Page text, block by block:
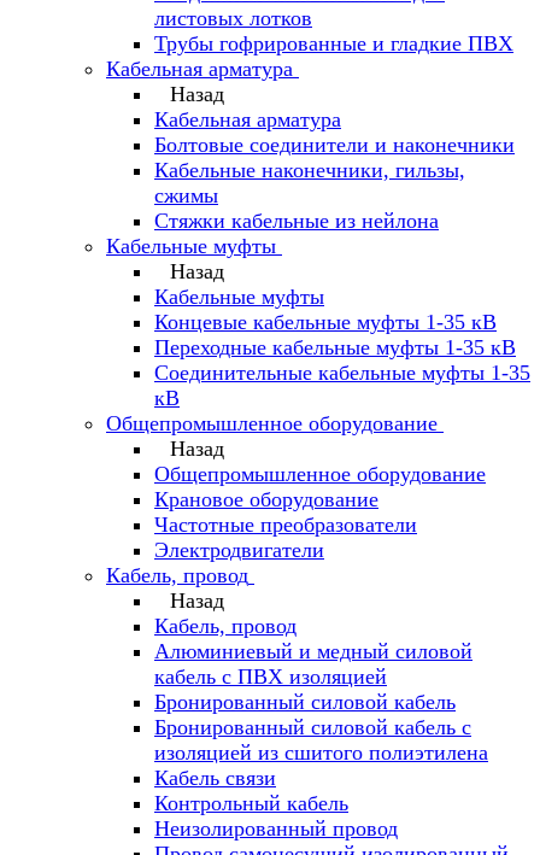
листовых лотков
Трубы гофрированные и гладкие ПВХ
Кабельная арматура
Назад
Кабельная арматура
Болтовые соединители и наконечники
Кабельные наконечники, гильзы,
сжимы
Стяжки кабельные из нейлона
Кабельные муфты
Назад
Кабельные муфты
Концевые кабельные муфты 1-35 кВ
Переходные кабельные муфты 1-35 кВ
Соединительные кабельные муфты 1-35
кВ
Общепромышленное оборудование
Назад
Общепромышленное оборудование
Крановое оборудование
Частотные преобразователи
Электродвигатели
Кабель, провод
Назад
Кабель, провод
Алюминиевый и медный силовой
кабель с ПВХ изоляцией
Бронированный силовой кабель
Бронированный силовой кабель с
изоляцией из сшитого полиэтилена
Кабель связи
Контрольный кабель
Неизолированный провод